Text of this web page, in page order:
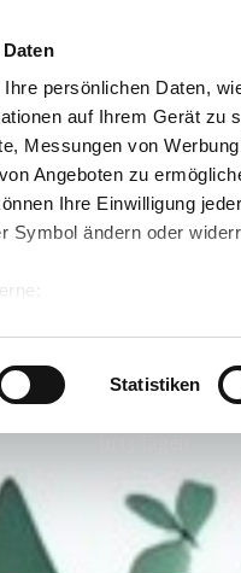
persönlichen Daten,
auf Ihrem Gerät zu
Messungen von
Angeboten zu
Ihre Einwilligung
Symbol ändern oder
bestimmten Merkmalen
zu personalisieren,
Website zu
Statistiken